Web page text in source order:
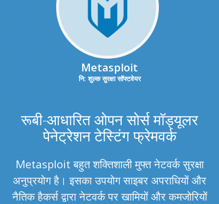
Metasploit
नि: शुल्क सुरक्षा सॉफ्टवेयर
रूबी-आधारित ओपन सोर्स मॉड्यूलर
पेनेट्रेशन टेस्टिंग फ्रेमवर्क
Metasploit बहुत शक्तिशाली मुफ्त नेटवर्क सुरक्षा
अनुप्रयोग है। इसका उपयोग साइबर अपराधियों और
नैतिक हैकर्स द्वारा नेटवर्क पर खामियों और कमजोरियों